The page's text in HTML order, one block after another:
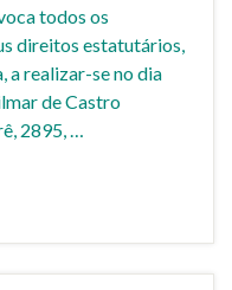
todos os
direitos estatutários,
a realizar-se no dia
de Castro
2895, …